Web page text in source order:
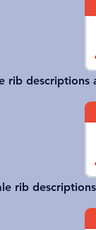
rib descriptions
rib